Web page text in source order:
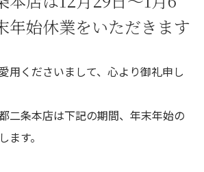
年始休業をいただきます
用くださいまして、心より御礼申し
二条本店は下記の期間、年末年始の
ます。